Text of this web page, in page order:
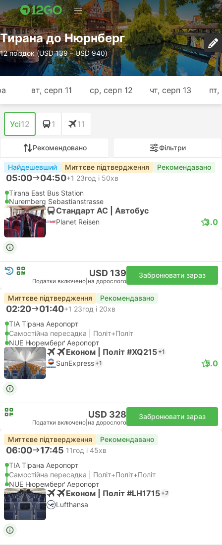
Тирана до Нюрнберг
12 поїздок (USD 139 – USD 940)
вт, серп 11 ср, серп 12 чт, серп 13
Усі12 1 11
Рекомендовано Фільтри
Найдешевший Миттєве підтвердження Рекомендавано
05:00 04:50+1 23год і 50хв
Tirana East Bus Station
Nuremberg Sebastianstrasse
Стандарт АС | Автобус
Planet Reisen 3.0
USD 139
Податки включено на дорослого
Забронювати зараз
Миттєве підтвердження Рекомендавано
02:20 01:40+1 23год і 20хв
TIA Тірана Аеропорт
Самостійна пересадка | Політ+Політ
NUE Нюремберґ Аеропорт
Економ | Політ #XQ215 +1
SunExpress +1 5.0
USD 328
Податки включено на дорослого
Забронювати зараз
Миттєве підтвердження Рекомендавано
06:00 17:45 11год і 45хв
TIA Тірана Аеропорт
Самостійна пересадка | Політ+Політ+Політ
NUE Нюремберґ Аеропорт
Економ | Політ #LH1715 +2
Lufthansa